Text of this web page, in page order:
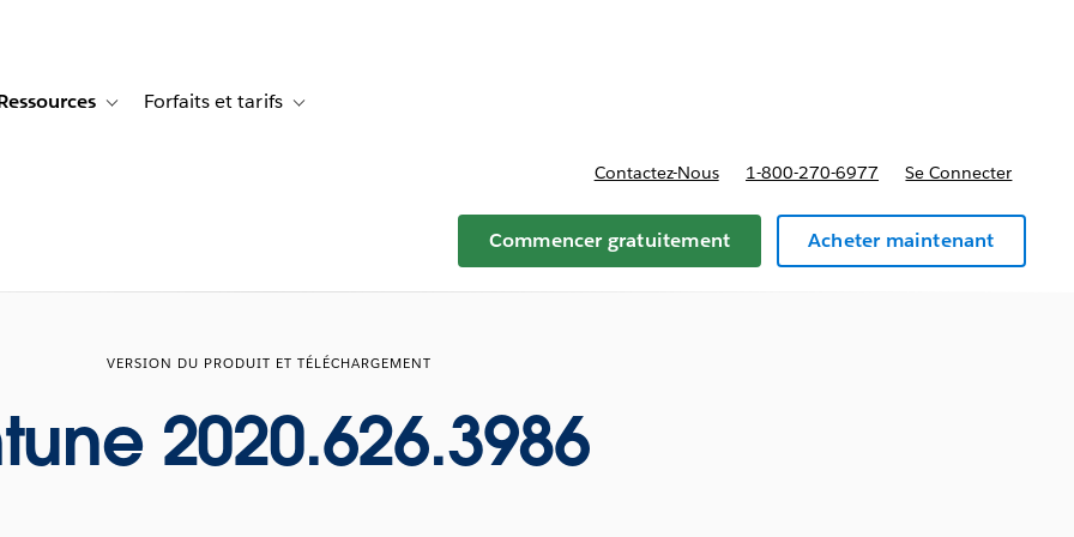
Témoignages clients
sub-navigation for SolutionsToggle sub-navigation for Ressources
Forfaits et tarifs Toggle sub-navigation for Forfaits et tarifs
Contactez-Nous 1-800-270-6977 Se Connecter
Commencer gratuitement Acheter maintenant
VERSION DU PRODUIT ET TÉLÉCHARGEMENT
2020.626.3986